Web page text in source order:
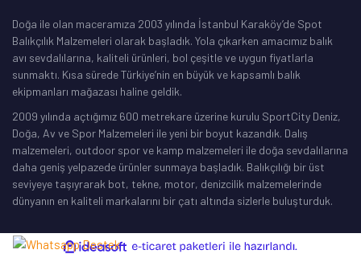
Doğa ile olan maceramıza 2003 yılında İstanbul Karaköy’de Spot
Balıkçılık Malzemeleri olarak başladık. Yola çıkarken amacımız balık
avı sevdalılarına, kaliteli ürünleri, bol çeşitle ve uygun fiyatlarla
sunmaktı. Kısa sürede Türkiye’nin en büyük ve kapsamlı balık
ekipmanları mağazası haline geldik.
2009 yılında açtığımız 600 metrekare üzerine kurulu SportCity Deniz,
Doğa, Av ve Spor Malzemeleri ile yeni bir boyut kazandık. Dalış
malzemeleri, outdoor spor ve kamp malzemeleri ile doğa sevdalılarına
daha geniş yelpazede ürünler sunmaya başladık. Balıkçılığı bir üst
seviyeye taşıyrarak bot, tekne, motor, denizcilik malzemelerinde
dünyanın en kaliteli markalarını bir çatı altında sizlerle buluşturduk.
ideasoft e-